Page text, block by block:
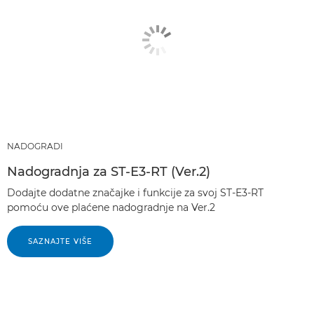
NADOGRADI
Nadogradnja za ST-E3-RT (Ver.2)
Dodajte dodatne značajke i funkcije za svoj ST-E3-RT
pomoću ove plaćene nadogradnje na Ver.2
SAZNAJTE VIŠE